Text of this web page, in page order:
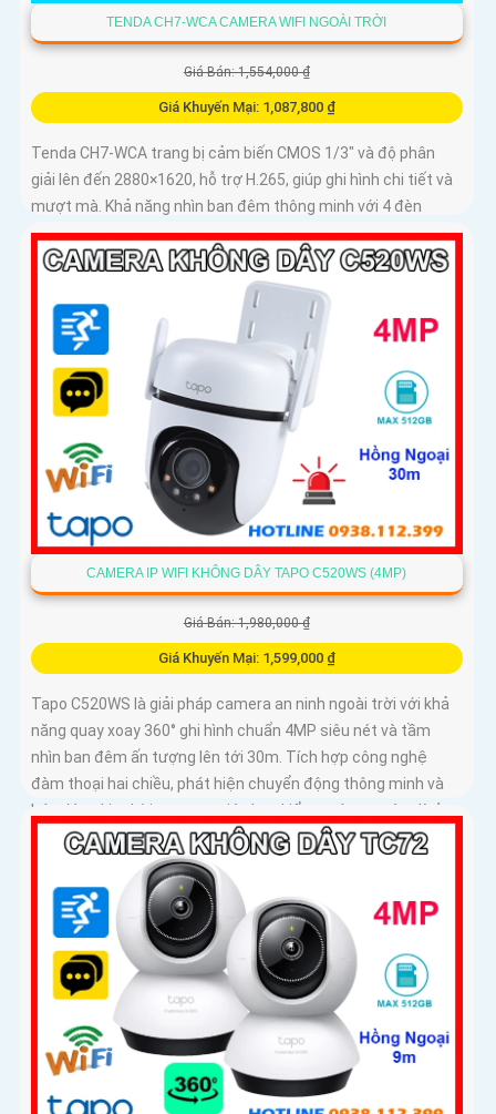
TENDA CH7-WCA CAMERA WIFI NGOÀI TRỜI
Giá Bán: 1,554,000 ₫
Giá Khuyến Mại: 1,087,800 ₫
Tenda CH7-WCA trang bị cảm biến CMOS 1/3" và độ phân
giải lên đến 2880×1620, hỗ trợ H.265, giúp ghi hình chi tiết và
mượt mà. Khả năng nhìn ban đêm thông minh với 4 đèn
hồng...
CAMERA IP WIFI KHÔNG DÂY TAPO C520WS (4MP)
Giá Bán: 1,980,000 ₫
Giá Khuyến Mại: 1,599,000 ₫
Tapo C520WS là giải pháp camera an ninh ngoài trời với khả
năng quay xoay 360° ghi hình chuẩn 4MP siêu nét và tầm
nhìn ban đêm ấn tượng lên tới 30m. Tích hợp công nghệ
đàm thoại hai chiều, phát hiện chuyển động thông minh và
báo động kịp thời, camera giúp bạn kiểm soát an toàn dù ở
bất cứ đâu